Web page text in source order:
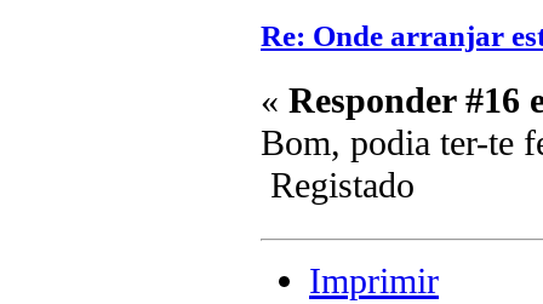
Re: Onde arranjar
« Responder #16
Bom, podia ter-te
Registado
Imprimir